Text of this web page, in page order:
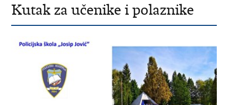
Kutak za učenike i polaznike